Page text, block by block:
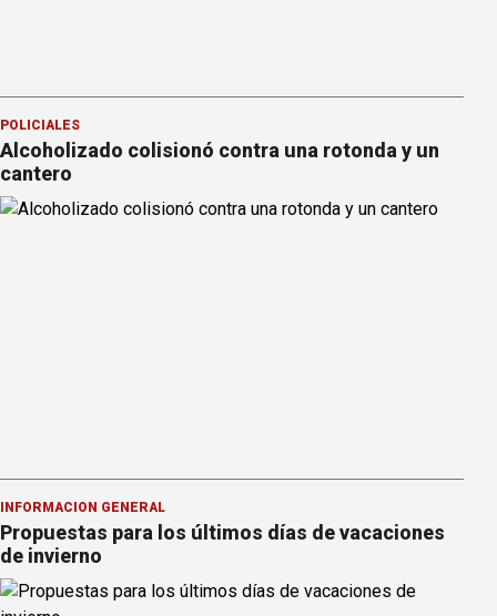
POLICIALES
Alcoholizado colisionó contra una rotonda y un
cantero
INFORMACION GENERAL
Propuestas para los últimos días de vacaciones
de invierno